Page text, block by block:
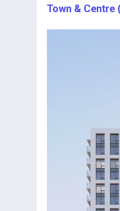
Town & Centre